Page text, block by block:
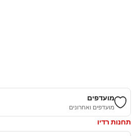
מועדפים
מועדפים ואחרונים
תחנות רדיו